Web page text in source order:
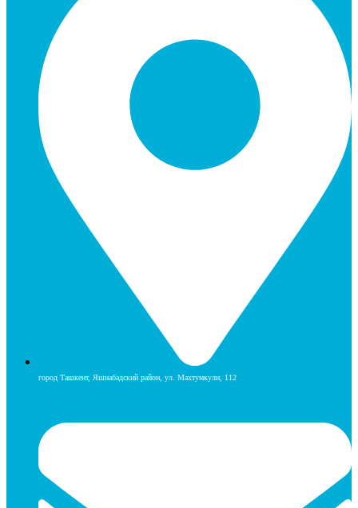
город Ташкент, Яшнабадский район, ул. Махтумкули, 112